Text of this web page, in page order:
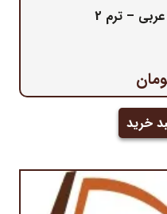
– ترم 2
خرید